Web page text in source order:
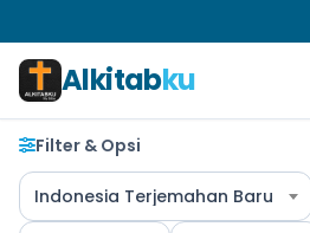
Alkitabku
Filter & Opsi
Indonesia Terjemahan Baru